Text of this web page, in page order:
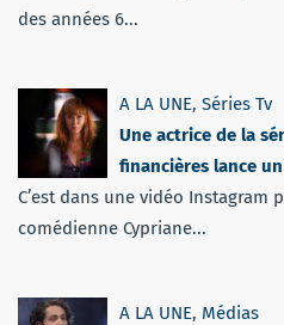
des années 6...
A LA UNE, Séries Tv
Une actrice de la
financières lance
C’est dans une vidéo Instagram
comédienne Cypriane...
A LA UNE, Médias